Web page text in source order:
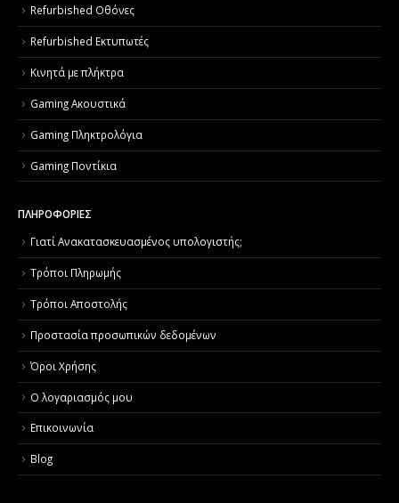
Refurbished Οθόνες
Refurbished Εκτυπωτές
Κινητά με πλήκτρα
Gaming Ακουστικά
Gaming Πληκτρολόγια
Gaming Ποντίκια
ΠΛΗΡΟΦΟΡΙΕΣ
Γιατί Aνακατασκευασμένος υπολογιστής;
Τρόποι Πληρωμής
Τρόποι Αποστολής
Προστασία προσωπικών δεδομένων
Όροι Χρήσης
Ο λογαριασμός μου
Επικοινωνία
Blog